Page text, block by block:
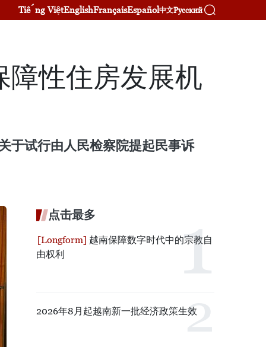
Tiếng ViệtEnglishFrançaisEspañol中文Русский
障性住房发展机
于试行由人民检察院提起民事诉
点击最多
越南保障数字时代中的宗教自
由权利
2026年8月起越南新一批经济政策生效